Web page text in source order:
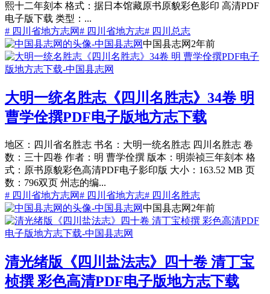
熙十二年刻本 格式：据日本馆藏原书原貌彩色影印 高清PDF
电子版下载 类型：...
# 四川省地方志网# 四川省地方志# 四川总志
中国县志网 2年前
大明一统名胜志《四川名胜志》34卷 明
曹学佺撰PDF电子版地方志下载
地区：四川省名胜志 书名：大明一统名胜志 四川名胜志 卷
数：三十四卷 作者：明 曹学佺撰 版本：明崇祯三年刻本 格
式：原书原貌彩色高清PDF电子影印版 大小：163.52 MB 页
数：796双页 州志的编...
# 四川省地方志网# 四川省地方志# 四川名胜志
中国县志网 2年前
清光绪版《四川盐法志》四十卷 清丁宝
桢撰 彩色高清PDF电子版地方志下载